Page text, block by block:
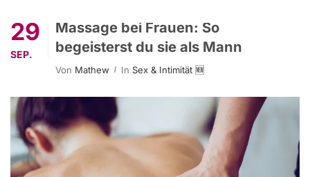
29
SEP.
Massage bei Frauen: So
begeisterst du sie als Mann
Von Mathew In Sex & Intimität 🆕